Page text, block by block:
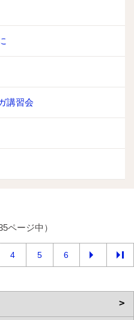
講習会
ページ中）
4 5 6